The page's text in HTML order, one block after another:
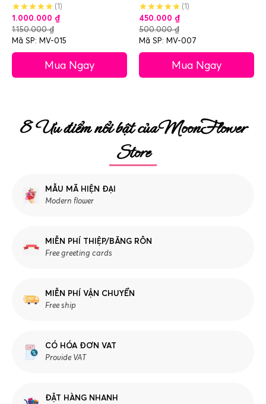
(1)
1.000.000 ₫
1.150.000₫
Mã SP: MV-015
Mua Ngay
(1)
450.000 ₫
500.000₫
Mã SP: MV-007
Mua Ngay
8 Ưu điểm nổi bật của MoonFlower
Store
MẪU MÃ HIỆN ĐẠI
Modern flower
MIỄN PHÍ THIỆP/BĂNG RÔN
Free greeting cards
MIỄN PHÍ VẬN CHUYỂN
Free ship
CÓ HÓA ĐƠN VAT
Provide VAT
ĐẶT HÀNG NHANH